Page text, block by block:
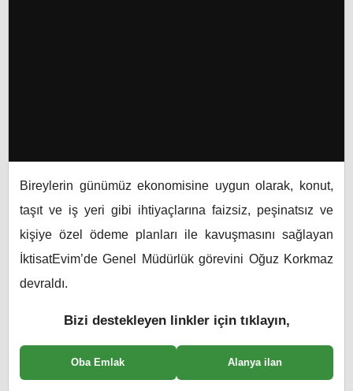
Bireylerin günümüz ekonomisine uygun olarak, konut,
taşıt ve iş yeri gibi ihtiyaçlarına faizsiz, peşinatsız ve
kişiye özel ödeme planları ile kavuşmasını sağlayan
İktisatEvim’de Genel Müdürlük görevini Oğuz Korkmaz
devraldı.
Bizi destekleyen linkler için tıklayın,
Oba Emlak Alanya ilan